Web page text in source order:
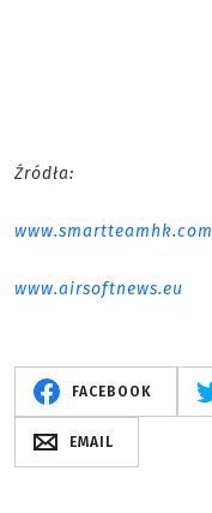
Źródła:
www.smartteamhk.com
www.airsoftnews.eu
FACEBOOK
EMAIL